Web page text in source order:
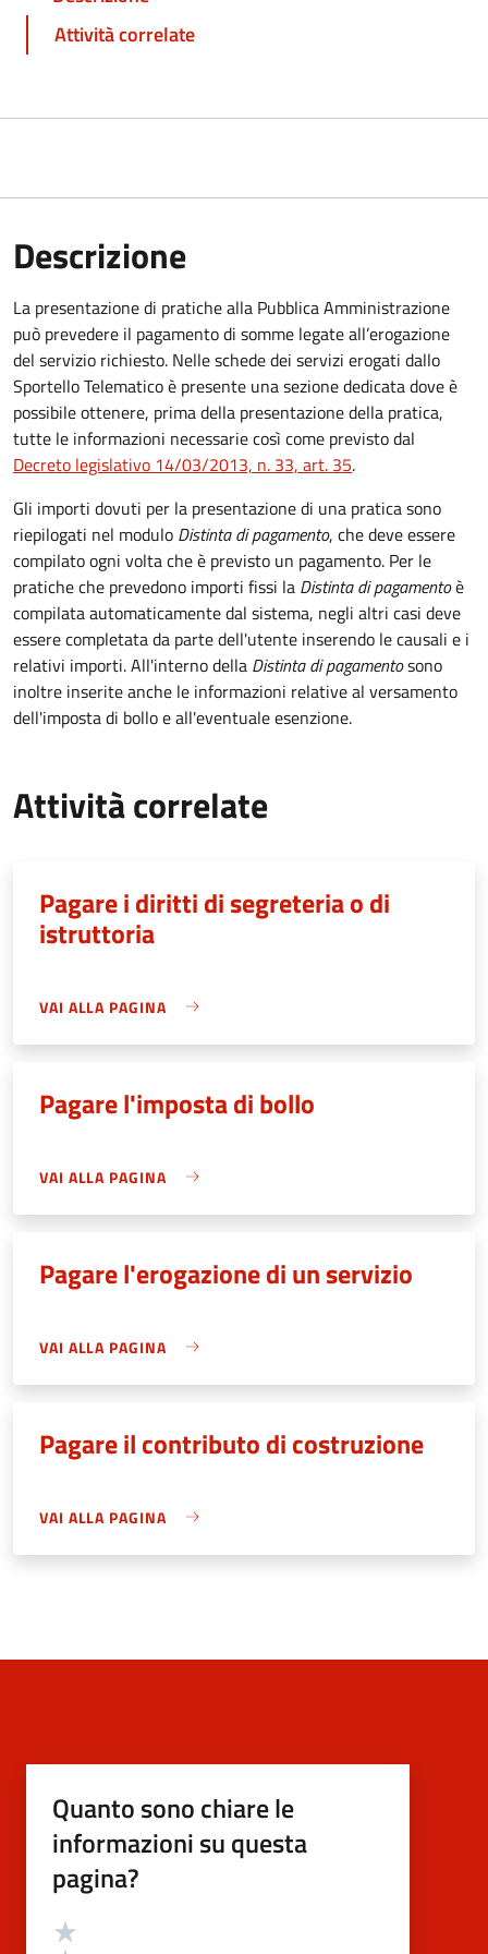
Attività correlate
Descrizione
La presentazione di pratiche alla Pubblica Amministrazione
può prevedere il pagamento di somme legate all’erogazione
del servizio richiesto. Nelle schede dei servizi erogati dallo
Sportello Telematico è presente una sezione dedicata dove è
possibile ottenere, prima della presentazione della pratica,
tutte le informazioni necessarie così come previsto dal
Decreto legislativo 14/03/2013, n. 33, art. 35.
Gli importi dovuti per la presentazione di una pratica sono
riepilogati nel modulo Distinta di pagamento, che deve essere
compilato ogni volta che è previsto un pagamento. Per le
pratiche che prevedono importi fissi la Distinta di pagamentoè
compilata automaticamente dal sistema, negli altri casi deve
essere completata da parte dell'utente inserendo le causali e i
relativi importi.All'interno della Distinta di pagamentosono
inoltre inserite anche le informazioni relative al versamento
dell'imposta di bollo e all'eventuale esenzione.
Attività correlate
Pagare i diritti di segreteria o di
istruttoria
VAI ALLA PAGINA
Pagare l'imposta di bollo
VAI ALLA PAGINA
Pagare l'erogazione di un servizio
VAI ALLA PAGINA
Pagare il contributo di costruzione
VAI ALLA PAGINA
Quanto sono chiare le
informazioni su questa
pagina?
Valutazione